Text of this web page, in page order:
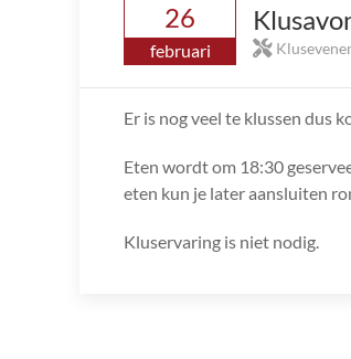
26
februari
Er is nog veel te klussen dus
Eten wordt om 18:30
eten kun je later aansluiten
Kluservaring is niet nodig.